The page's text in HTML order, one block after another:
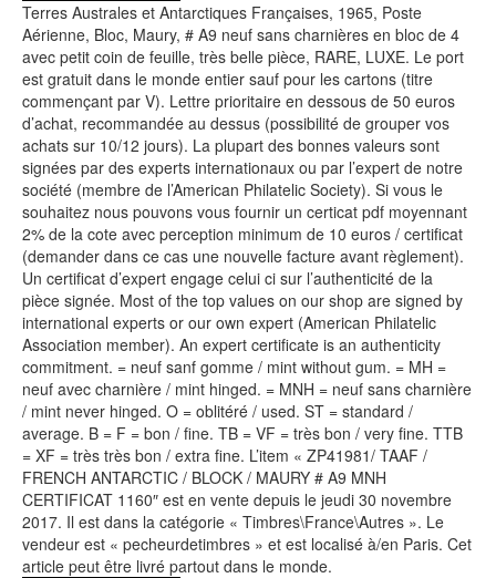
Terres Australes et Antarctiques Françaises, 1965, Poste
Aérienne, Bloc, Maury, # A9 neuf sans charnières en bloc de 4
avec petit coin de feuille, très belle pièce, RARE, LUXE. Le port
est gratuit dans le monde entier sauf pour les cartons (titre
commençant par V). Lettre prioritaire en dessous de 50 euros
d’achat, recommandée au dessus (possibilité de grouper vos
achats sur 10/12 jours). La plupart des bonnes valeurs sont
signées par des experts internationaux ou par l’expert de notre
société (membre de l’American Philatelic Society). Si vous le
souhaitez nous pouvons vous fournir un certicat pdf moyennant
2% de la cote avec perception minimum de 10 euros / certificat
(demander dans ce cas une nouvelle facture avant règlement).
Un certificat d’expert engage celui ci sur l’authenticité de la
pièce signée. Most of the top values on our shop are signed by
international experts or our own expert (American Philatelic
Association member). An expert certificate is an authenticity
commitment. = neuf sanf gomme / mint without gum. = MH =
neuf avec charnière / mint hinged. = MNH = neuf sans charnière
/ mint never hinged. O = oblitéré / used. ST = standard /
average. B = F = bon / fine. TB = VF = très bon / very fine. TTB
= XF = très très bon / extra fine. L’item « ZP41981/ TAAF /
FRENCH ANTARCTIC / BLOCK / MAURY # A9 MNH
CERTIFICAT 1160″ est en vente depuis le jeudi 30 novembre
2017. Il est dans la catégorie « Timbres\France\Autres ». Le
vendeur est « pecheurdetimbres » et est localisé à/en Paris. Cet
article peut être livré partout dans le monde.